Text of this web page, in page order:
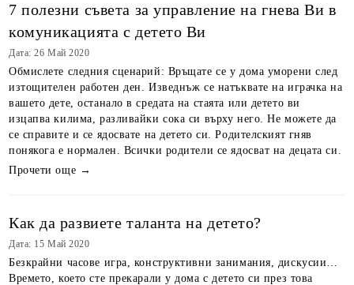
7 полезни съвета за управление на гнева Ви в
комуникацията с детето Ви
Дата: 26 Май 2020
Обмислете следния сценарий: Връщате се у дома уморени след
изтощителен работен ден. Изведнъж се натъквате на играчка на
вашето дете, останало в средата на стаята или детето ви
изцапва килима, разливайки сока си върху него. Не можете да
се справите и се ядосвате на детето си. Родителският гняв
понякога е нормален. Всички родители се ядосват на децата си.
Прочети още →
Как да развиете таланта на детето?
Дата: 15 Май 2020
Безкрайни часове игра, конструктивни занимания, дискусии…
Времето, което сте прекарали у дома с детето си през това